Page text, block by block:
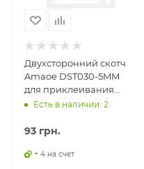
Двухсторонний скотч
Amaoe DST030-5MM
для приклеивания
сенсоров, дисплеев, 0,3
Есть в наличии: 2
93 грн.
+ 4 на счет